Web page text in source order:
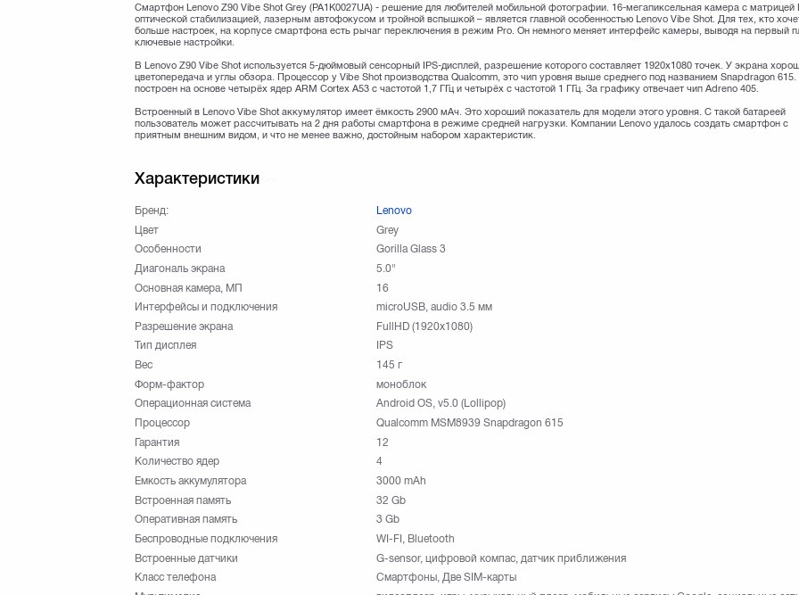
Смартфон Lenovo Z90 Vibe Shot Grey (PA1K0027UA) - решение для любителей мобильной фотографии. 16-мегапиксельная камера с матрицей
оптической стабилизацией, лазерным автофокусом и тройной вспышкой – является главной особенностью Lenovo Vibe Shot. Для тех, кто
больше настроек, на корпусе смартфона есть рычаг переключения в режим Pro. Он немного меняет интерфейс камеры, выводя на первый
ключевые настройки.
В Lenovo Z90 Vibe Shot используется 5-дюймовый сенсорный IPS-дисплей, разрешение которого составляет 1920х1080 точек. У экрана
цветопередача и углы обзора. Процессор у Vibe Shot производства Qualcomm, это чип уровня выше среднего под названием Snapdragon
построен на основе четырёх ядер ARM Cortex A53 с частотой 1,7 ГГц и четырёх с частотой 1 ГГц. За графику отвечает чип Adreno 405.
Встроенный в Lenovo Vibe Shot аккумулятор имеет ёмкость 2900 мАч. Это хороший показатель для модели этого уровня. С такой батареей
пользователь может рассчитывать на 2 дня работы смартфона в режиме средней нагрузки. Компании Lenovo удалось создать смартфон с
приятным внешним видом, и что не менее важно, достойным набором характеристик.
Характеристики
Бренд:
Lenovo
Цвет
Grey
Особенности
Gorilla Glass 3
Диагональ экрана
5.0"
Основная камера, МП
16
Интерфейсы и подключения
microUSB, audio 3.5 мм
Разрешение экрана
FullHD (1920х1080)
Тип дисплея
IPS
Вес
145 г
Форм-фактор
моноблок
Операционная система
Android OS, v5.0 (Lollipop)
Процессор
Qualcomm MSM8939 Snapdragon 615
Гарантия
12
Количество ядер
4
Емкость аккумулятора
3000 mAh
Встроенная память
32 Gb
Оперативная память
3 Gb
Беспроводные подключения
WI-FI, Bluetooth
Встроенные датчики
G-sensor, цифровой компас, датчик приближения
Класс телефона
Смартфоны, Две SIM-карты